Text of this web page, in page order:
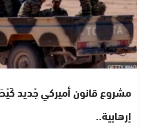
مشروع قانون أميركي جْديد
إرهابية..